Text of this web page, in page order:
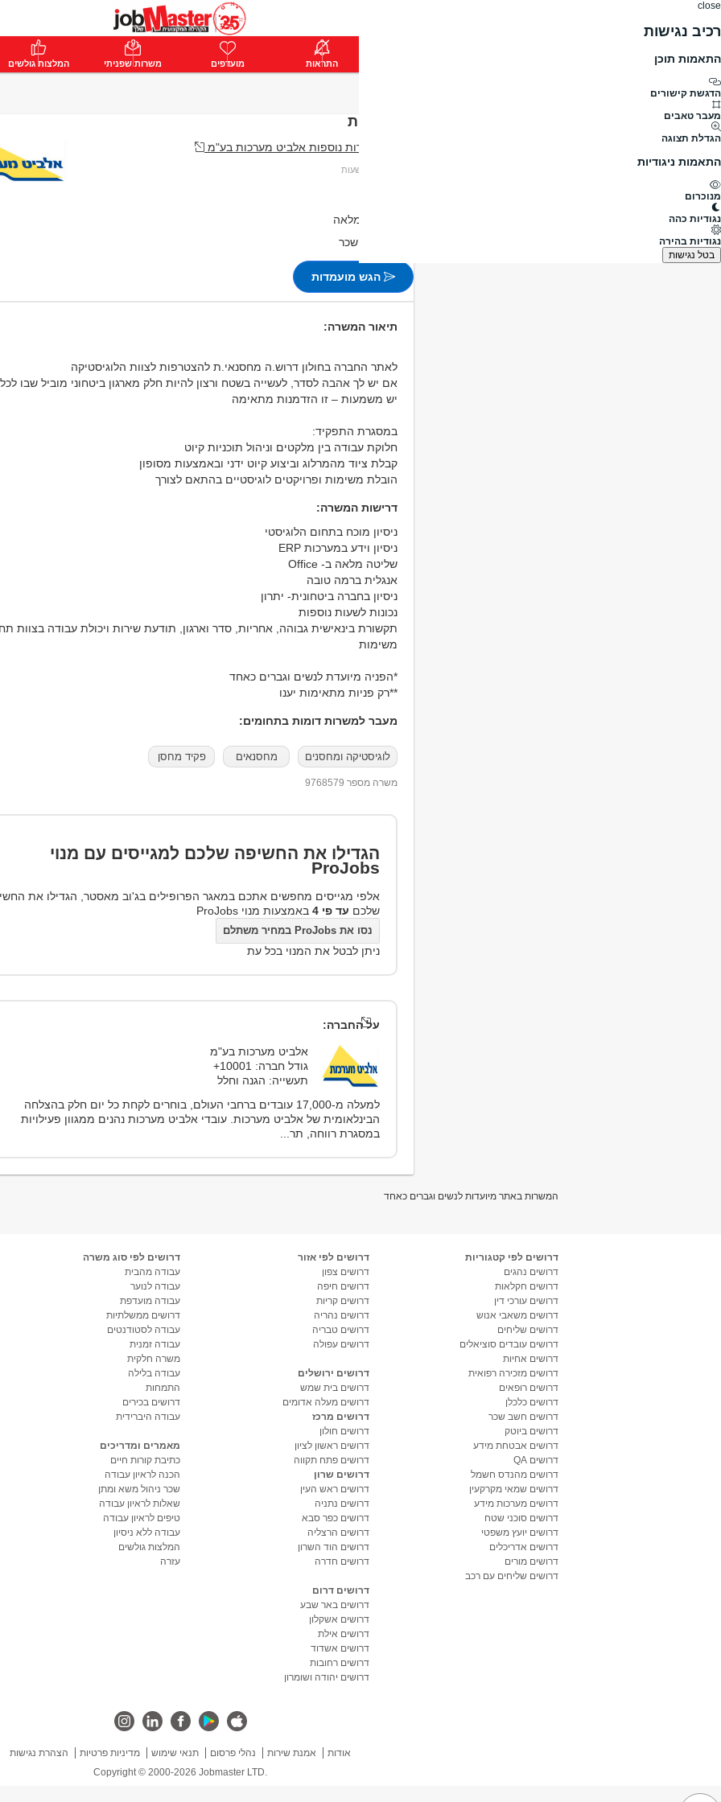
close
רכיב נגישות
התאמות תוכן
הדגשת קישורים
מעבר טאבים
הגדלת תצוגה
התאמות ניגודיות
מנוכרום
נגודיות כהה
נגודיות בהירה
בטל נגישות
פרימיום התחבר התראות מועדפים משרות שפניתי המלצות גולשים
מחסנאי.ת
מעבר למשרות נוספות אלביט מערכות בע"מ
משרה מלאה
לא צוין שכר
הגש מועמדות
תיאור המשרה:
לאתר החברה בחולון דרוש.ה מחסנאי.ת להצטרפות לצוות הלוגיסטיקה
אם יש לך אהבה לסדר, לעשייה בשטח ורצון להיות חלק מארגון ביטחוני מוביל שבו
יש משמעות – זו הזדמנות מתאימה
במסגרת התפקיד:
חלוקת עבודה בין מלקטים וניהול תוכניות קיוט
קבלת ציוד מהמרלוג וביצוע קיוט ידני ובאמצעות מסופון
הובלת משימות ופרויקטים לוגיסטיים בהתאם לצורך
דרישות המשרה:
תקשורת בינאישית גבוהה, אחריות, סדר וארגון, תודעת שירות ויכולת עבודה בצוות
**רק פניות מתאימות יענו
מעבר למשרות דומות בתחומים:
לוגיסטיקה ומחסנים מחסנאים פקיד מחסן
משרה מספר 9768579
הגדילו את החשיפה שלכם למגייסים עם מנוי
ProJobs
אלפי מגייסים מחפשים אתכם במאגר הפרופילים בג'וב מאסטר, הגדילו את
שלכם עד פי 4 באמצעות מנוי ProJobs
נסו את ProJobs במחיר משתלם
ניתן לבטל את המנוי בכל עת
על החברה:
אלביט מערכות בע"מ
גודל חברה: 10001+
תעשייה: הגנה וחלל
למעלה מ-17,000 עובדים ברחבי העולם, בוחרים לקחת כל יום חלק בהצלחה
הבינלאומית של אלביט מערכות. עובדי אלביט מערכות נהנים ממגוון פעילויות
במסגרת רווחה, תר...
המשרות באתר מיועדות לנשים וגברים כאחד
דרושים לפי קטגוריות
דרושים נהגים
דרושים חקלאות
דרושים עורכי דין
דרושים משאבי אנוש
דרושים שליחים
דרושים עובדים סוציאלים
דרושים אחיות
דרושים מזכירה רפואית
דרושים רופאים
דרושים כלכלן
דרושים חשב שכר
דרושים ביוטק
דרושים אבטחת מידע
דרושים QA
דרושים מהנדס חשמל
דרושים שמאי מקרקעין
דרושים מערכות מידע
דרושים סוכני שטח
דרושים יועץ משפטי
דרושים אדריכלים
דרושים מורים
דרושים שליחים עם רכב
דרושים לפי אזור
דרושים צפון
דרושים חיפה
דרושים קריות
דרושים נהריה
דרושים טבריה
דרושים עפולה
דרושים ירושלים
דרושים בית שמש
דרושים מעלה אדומים
דרושים מרכז
דרושים חולון
דרושים ראשון לציון
דרושים פתח תקווה
דרושים שרון
דרושים ראש העין
דרושים נתניה
דרושים כפר סבא
דרושים הרצליה
דרושים הוד השרון
דרושים חדרה
דרושים דרום
דרושים באר שבע
דרושים אשקלון
דרושים אילת
דרושים אשדוד
דרושים רחובות
דרושים יהודה ושומרון
דרושים לפי סוג משרה
עבודה מהבית
עבודה לנוער
עבודה מועדפת
דרושים ממשלתיות
עבודה לסטודנטים
עבודה זמנית
משרה חלקית
עבודה בלילה
התמחות
דרושים בכירים
עבודה היברידית
מאמרים ומדריכים
כתיבת קורות חיים
הכנה לראיון עבודה
שכר ניהול משא ומתן
שאלות לראיון עבודה
טיפים לראיון עבודה
עבודה ללא ניסיון
המלצות גולשים
עזרה
אודות אמנת שירות נהלי פרסום תנאי שימוש מדיניות פרטיות
הצהרת נגישות
Copyright © 2000-2026 Jobmaster LTD.